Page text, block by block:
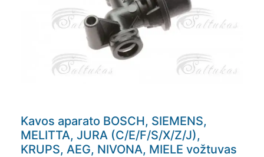
Kavos aparato BOSCH, SIEMENS,
MELITTA, JURA (C/E/F/S/X/Z/J),
KRUPS, AEG, NIVONA, MIELE vožtuvas